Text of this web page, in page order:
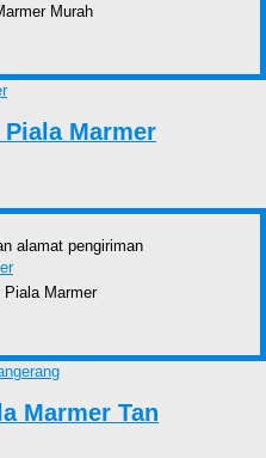
Murah
Marmer
alamat pengiriman
Piala Marmer
Marmer Tan